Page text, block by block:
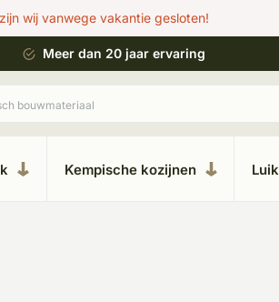
wij vanwege vakantie gesloten!
Meer dan 20 jaar ervaring
Kempische kozijnen